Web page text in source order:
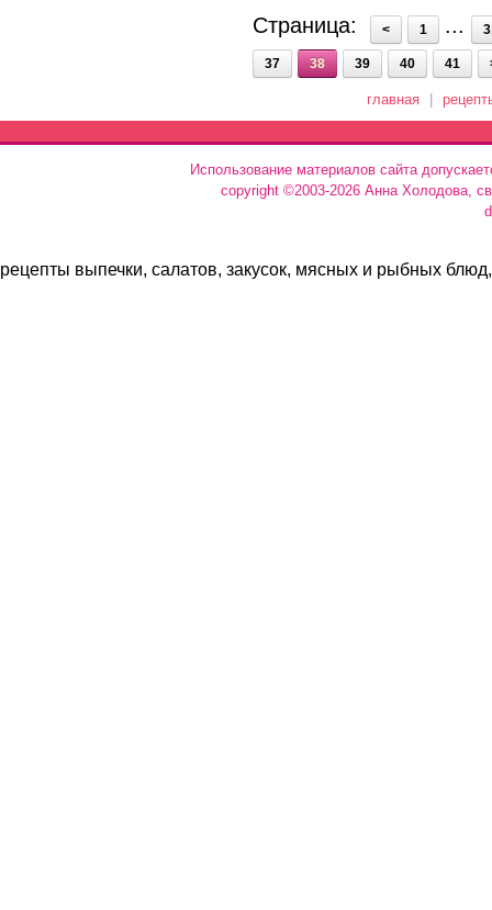
Страница: < 1 ...
37 38 39 40 41
главная
Использование материалов сайта
copyright ©2003-2026 Анна Холодова,
рецепты выпечки, салатов, закусок, мясных и рыбных